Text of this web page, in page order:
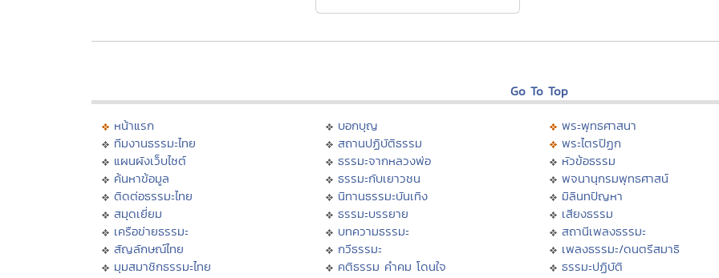
Go To Top
หน้าแรก
ทีมงานธรรมะไทย
แผนผังเว็บไซต์
ค้นหาข้อมูล
ติดต่อธรรมะไทย
สมุดเยี่ยม
เครือข่ายธรรมะ
สัญลักษณ์ไทย
มุมสมาชิกธรรมะไทย
บอกบุญ
สถานปฏิบัติธรรม
ธรรมะจากหลวงพ่อ
ธรรมะกับเยาวชน
นิทานธรรมะบันเทิง
ธรรมะบรรยาย
บทความธรรมะ
กวีธรรมะ
คติธรรม คำคม โดนใจ
พระพุทธศาสนา
พระไตรปิฏก
หัวข้อธรรม
พจนานุกรมพุทธศาสน์
มิลินทปัญหา
เสียงธรรม
สถานีเพลงธรรมะ
เพลงธรรมะ/ดนตรีสมาธิ
ธรรมะปฏิบัติ